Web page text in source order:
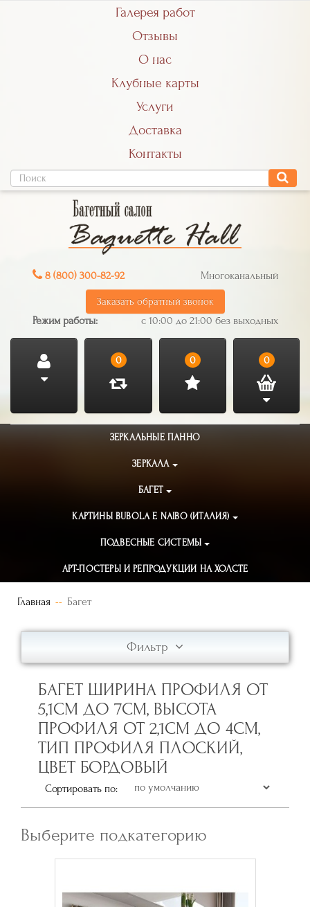
Галерея работ
Отзывы
О нас
Клубные карты
Услуги
Доставка
Контакты
8 (800) 300-82-92 Многоканальный
Заказать обратный звонок
Режим работы: с 10:00 до 21:00 без выходных
0 0 0
ЗЕРКАЛЬНЫЕ ПАННО
ЗЕРКАЛА
БАГЕТ
КАРТИНЫ BUBOLA E NAIBO (ИТАЛИЯ)
ПОДВЕСНЫЕ СИСТЕМЫ
АРТ-ПОСТЕРЫ И РЕПРОДУКЦИИ НА ХОЛСТЕ
Главная Багет
Фильтр
БАГЕТ ШИРИНА ПРОФИЛЯ ОТ
5,1СМ ДО 7СМ, ВЫСОТА
ПРОФИЛЯ ОТ 2,1СМ ДО 4СМ,
ТИП ПРОФИЛЯ ПЛОСКИЙ,
ЦВЕТ БОРДОВЫЙ
Сортировать по:
Выберите подкатегорию